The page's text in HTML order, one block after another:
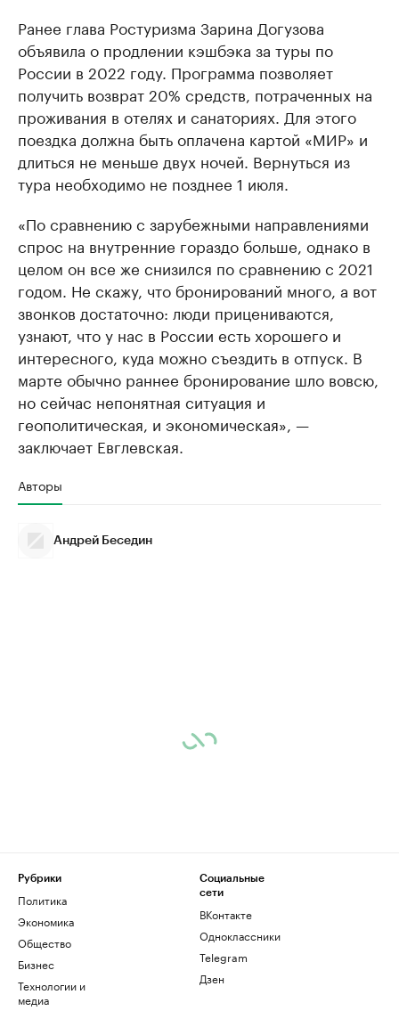
Ранее глава Ростуризма Зарина Догузова
объявила о продлении кэшбэка за туры по
России в 2022 году. Программа позволяет
получить возврат 20% средств, потраченных на
проживания в отелях и санаториях. Для этого
поездка должна быть оплачена картой «МИР» и
длиться не меньше двух ночей. Вернуться из
тура необходимо не позднее 1 июля.
«По сравнению с зарубежными направлениями
спрос на внутренние гораздо больше, однако в
целом он все же снизился по сравнению с 2021
годом. Не скажу, что бронирований много, а вот
звонков достаточно: люди прицениваются,
узнают, что у нас в России есть хорошего и
интересного, куда можно съездить в отпуск. В
марте обычно раннее бронирование шло вовсю,
но сейчас непонятная ситуация и
геополитическая, и экономическая», —
заключает Евглевская.
Авторы
Андрей Беседин
Рубрики
Политика
Экономика
Общество
Бизнес
Технологии и
медиа
Социальные
сети
ВКонтакте
Одноклассники
Telegram
Дзен